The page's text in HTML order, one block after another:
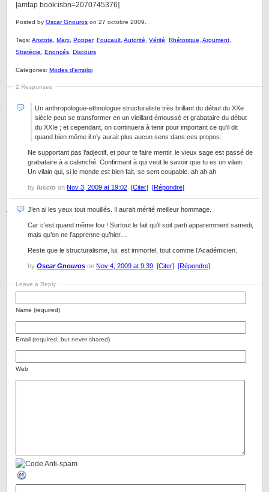
[amtap book:isbn=2070745376]
Posted by Oscar Gnouros on 27 octobre 2009.
Tags: Aristote Marx Popper, Foucault Autorité Vérité Rhétorique Argument
Stratégie
Enoncés Discours
Categories: Modes d'emploi
2 Responses
Un anthropologue-ethnologue structuraliste très brillant du début du XXe
siècle peut se transformer en un vieillard émoussé et grabataire du début
du XXIe ; et cependant, on continuera à tenir pour important ce qu’il dit
quand bien même il n’y aurait plus aucun sens dans ces propos.
Ne supportant pas l’adjectif, et pour te faire mentir, le vieux sage est passé de
grabataire à a calenché. Confirmant à qui veut le savoir que tu es un vilain.
Un vilain qui, si le monde est bien fait, se sent coupable. ah ah ah
by luccio on Nov 3, 2009 at 19:02 [Citer] [Répondre]
J’en ai les yeux tout mouillés. Il aurait mérité meilleur hommage.
Car c’est quand même fou ! Surtout le fait qu’il soit parti apparemment samedi,
mais qu’on ne l’apprenne qu’hier…
Reste que le structuralisme, lui, est immortel, tout comme l’Académicien.
by Oscar Gnouros on Nov 4, 2009 at 9:39 [Citer] [Répondre]
Leave a Reply
Name (required)
Email (required, but never shared)
Web